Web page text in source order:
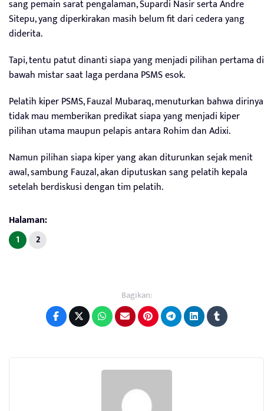
sang pemain sarat pengalaman, Supardi Nasir serta Andre
Sitepu, yang diperkirakan masih belum fit dari cedera yang
diderita.
Tapi, tentu patut dinanti siapa yang menjadi pilihan pertama di
bawah mistar saat laga perdana PSMS esok.
Pelatih kiper PSMS, Fauzal Mubaraq, menuturkan bahwa dirinya
tidak mau memberikan predikat siapa yang menjadi kiper
pilihan utama maupun pelapis antara Rohim dan Adixi.
Namun pilihan siapa kiper yang akan diturunkan sejak menit
awal, sambung Fauzal, akan diputuskan sang pelatih kepala
setelah berdiskusi dengan tim pelatih.
Halaman:
1 2
Bagikan: